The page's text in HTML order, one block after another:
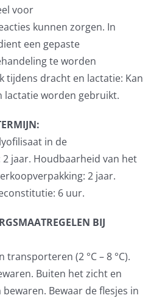
voor
kunnen zorgen. In
een gepaste
te worden
tijdens dracht en lactatie: Kan
lactatie worden gebruikt.
in de
jaar. Houdbaarheid van het
2 jaar.
6 uur.
BIJ
transporteren (2 °C – 8 °C).
Buiten het zicht en
Bewaar de flesjes in